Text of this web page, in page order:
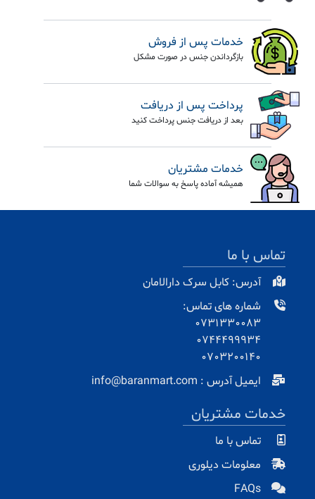
خدمات پس از فروش
بازگرداندن جنس در صورت مشکل
پرداخت پس از دریافت
بعد از دریافت جنس پرداخت کنید
خدمات مشتریان
همیشه آماده پاسخ به سوالات شما
تماس با ما
آدرس: کابل سرک دارالامان
شماره های تماس:
0731330083
0744499934
0703200140
ایمیل آدرس : info@baranmart.com
خدمات مشتریان
تماس با ما
معلومات دیلوری
FAQs